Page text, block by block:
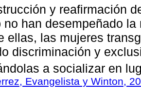
y reafirmación
no han desempeñado
ellas, las mujeres
discriminación y
a socializar en
Evangelista y Winton,